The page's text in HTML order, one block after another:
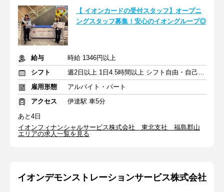
【 イオンカードの受付スタッフ】オープニ
ングスタッフ募集！安心のイオングループ◎
給与
時給 1346円以上
シフト
週2日以上 1日4.5時間以上 シフト自由・自己申告
雇用形態
アルバイト・パート
アクセス
伊達駅 車5分
あと4日
イオンフィナンシャルサービス株式会社 東北支社 福島郡山
エリアの求人一覧を見る
イオンデモンストレーションサービス株式会社